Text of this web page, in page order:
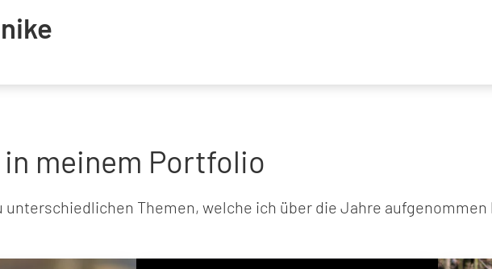
meinem Portfolio
unterschiedlichen Themen, welche ich über die Jahre aufgenommen